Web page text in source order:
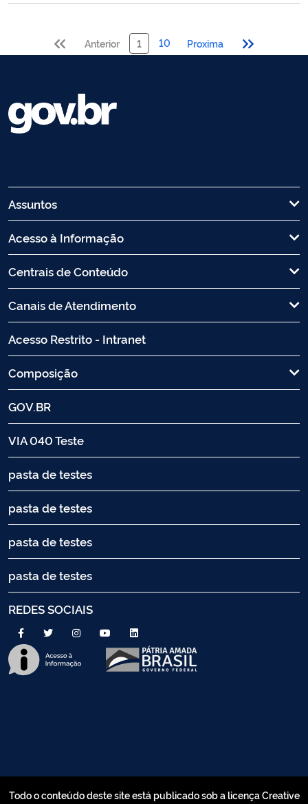
Anterior 1 10 Proxima
Assuntos
Acesso à Informação
Centrais de Conteúdo
Canais de Atendimento
Acesso Restrito - Intranet
Composição
GOV.BR
VIA 040 Teste
pasta de testes
pasta de testes
pasta de testes
pasta de testes
REDES SOCIAIS
Todo o conteúdo deste site está publicado sob a licença Creative